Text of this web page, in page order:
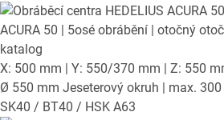
ACURA 50 | 5osé obrábění | otočný
katalog
X: 500 mm | Y: 550/370 mm | Z: 550
Ø 550 mm Jeseterový okruh | max. 300
SK40 / BT40 / HSK A63